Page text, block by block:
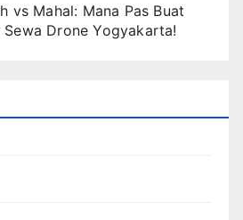
vs Mahal: Mana Pas Buat
Sewa Drone Yogyakarta!